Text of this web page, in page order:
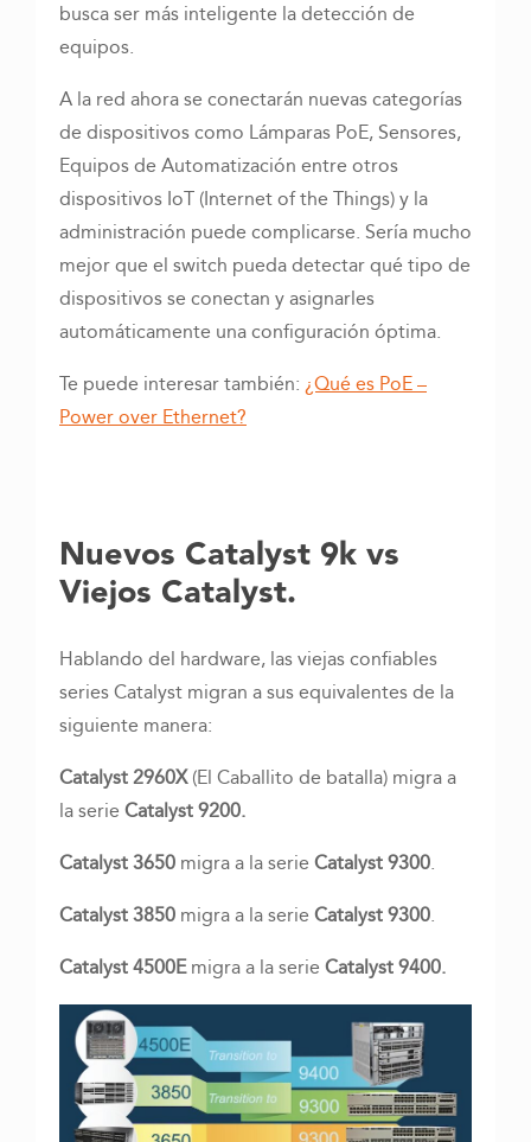
busca ser más inteligente la detección de
equipos.
A la red ahora se conectarán nuevas categorías
de dispositivos como Lámparas PoE, Sensores,
Equipos de Automatización entre otros
dispositivos IoT (Internet of the Things) y la
administración puede complicarse. Sería mucho
mejor que el switch pueda detectar qué tipo de
dispositivos se conectan y asignarles
automáticamente una configuración óptima.
Te puede interesar también: ¿Qué es PoE –
Power over Ethernet?
Nuevos Catalyst 9k vs
Viejos Catalyst.
Hablando del hardware, las viejas confiables
series Catalyst migran a sus equivalentes de la
siguiente manera:
Catalyst 2960X(El Caballito de batalla) migra a
la serie Catalyst 9200.
Catalyst 3650 migra a la serie Catalyst 9300.
Catalyst 3850 migra a la serie Catalyst 9300.
Catalyst 4500Emigra a la serie Catalyst 9400.